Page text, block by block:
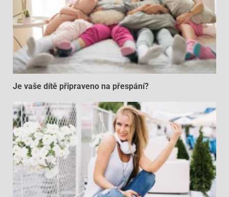
Je vaše dítě připraveno na přespání?